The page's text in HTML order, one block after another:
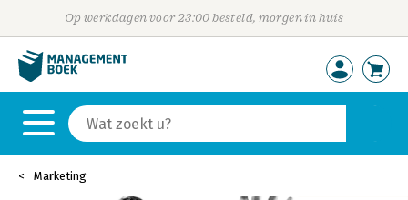
Op werkdagen voor 23:00 besteld, morgen in huis
Marketing